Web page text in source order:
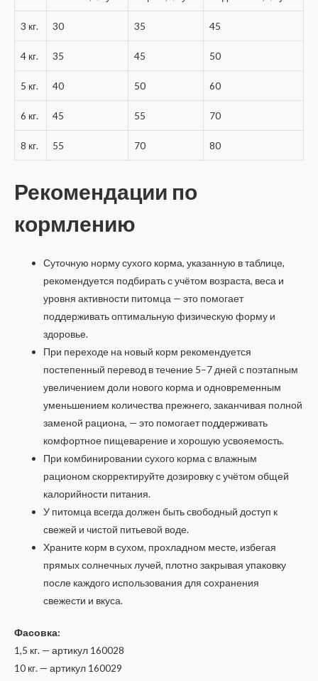
3 кг. 30 35 45
4 кг. 35 45 50
5 кг. 40 50 60
6 кг. 45 55 70
8 кг. 55 70 80
Рекомендации по
кормлению
Суточную норму сухого корма, указанную в таблице,
рекомендуется подбирать с учётом возраста, веса и
уровня активности питомца — это помогает
поддерживать оптимальную физическую форму и
здоровье.
При переходе на новый корм рекомендуется
постепенный перевод в течение 5–7 дней с поэтапным
увеличением доли нового корма и одновременным
уменьшением количества прежнего, заканчивая полной
заменой рациона, — это помогает поддерживать
комфортное пищеварение и хорошую усвояемость.
При комбинировании сухого корма с влажным
рационом скорректируйте дозировку с учётом общей
калорийности питания.
У питомца всегда должен быть свободный доступ к
свежей и чистой питьевой воде.
Храните корм в сухом, прохладном месте, избегая
прямых солнечных лучей, плотно закрывая упаковку
после каждого использования для сохранения
свежести и вкуса.
Фасовка:
1,5 кг. — артикул 160028
10 кг. — артикул 160029